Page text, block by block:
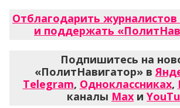
Отблагодарить
и поддержать
Подпишитесь на
«ПолитНавигатор» в
Telegram, Одноклассниках,
каналы Max и